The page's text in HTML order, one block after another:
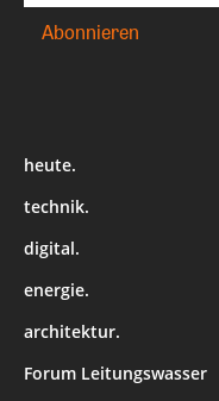
heute.
technik.
digital.
energie.
architektur.
Forum Leitungswasser